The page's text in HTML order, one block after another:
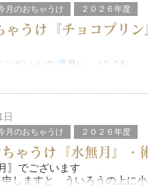
月のおちゃうけ ２０２６年度
ゃうけ『チョコプリン
ざいます
暑い…(;^_^A
しく食べやすいものをご用意
ベースは豆乳ですので プリ
月のおちゃうけ ２０２６年度
ゃうけ『水無月』・
〗でございます
申しますと ういろうの上に